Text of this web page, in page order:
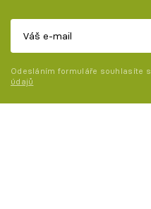
Odesláním formuláře souhlasíte s
údajů